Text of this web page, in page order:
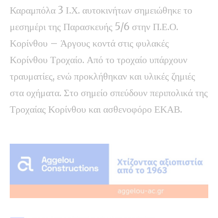
Καραμπόλα 3 Ι.Χ. αυτοκινήτων σημειώθηκε το
μεσημέρι της Παρασκευής 5/6 στην Π.Ε.Ο.
Κορίνθου – Άργους κοντά στις φυλακές
Κορίνθου Τροχαίο. Από το τροχαίο υπάρχουν
τραυματίες, ενώ προκλήθηκαν και υλικές ζημιές
στα οχήματα. Στο σημείο σπεύδουν περιπολικά της
Τροχαίας Κορίνθου και ασθενοφόρο ΕΚΑΒ.